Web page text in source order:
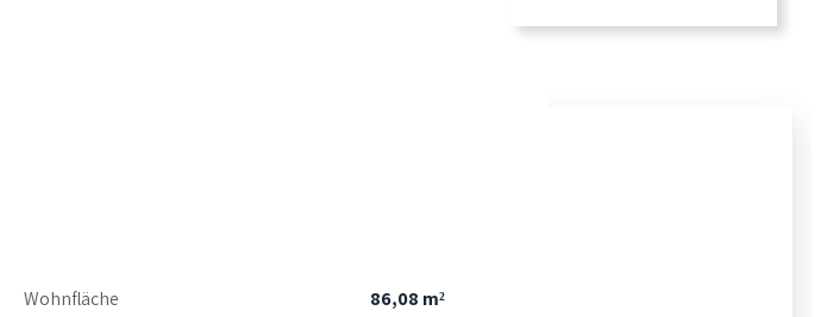
Wohnfläche 86,08 m²